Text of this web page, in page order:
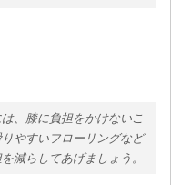
、膝に負担をかけないこ
やすいフローリングなど
減らしてあげましょう。